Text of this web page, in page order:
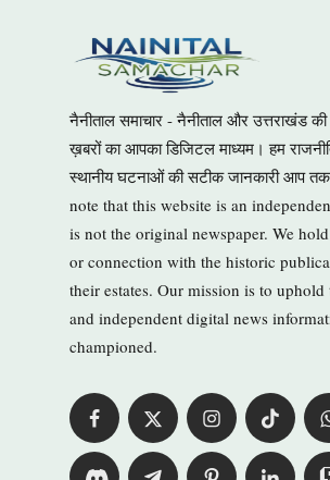
नैनीताल समाचार - नैनीताल और उत्तराखंड
ख़बरों का आपका डिजिटल माध्यम। हम
स्थानीय घटनाओं की सटीक जानकारी आप
note that this website is an
is not the original newspaper. We
or connection with the historic
their estates. Our mission is to
and independent digital news
championed.